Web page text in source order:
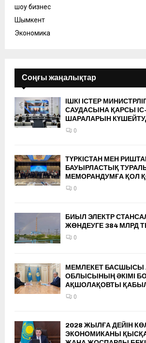
шоу бизнес
Шымкент
Экономика
Соңғы жаңалықтар
ІШКІ ІСТЕР
САУДАСЫНА ҚАРСЫ
ШАРАЛАРЫН
0
ТҮРКІСТАН МЕН
БАУЫРЛАСТЫҚ
МЕМОРАНДУМҒА ҚОЛ
0
БИЫЛ ЭЛЕКТР
ЖӨНДЕУГЕ 384 МЛРД
0
МЕМЛЕКЕТ БАСШЫСЫ
ОБЛЫСЫНЫҢ ӘКІМІ
АҚШОЛАҚОВТЫ
0
2028 ЖЫЛҒА ДЕЙІН
ЭКОНОМИКАНЫ